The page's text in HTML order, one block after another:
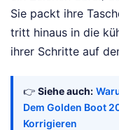
Sie packt ihre
tritt hinaus in die
ihrer Schritte auf
👉 Siehe auch:
Dem Golden Boot
Korrigieren